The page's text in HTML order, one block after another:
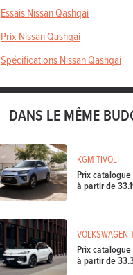
Essais Nissan Qashqai
Prix Nissan Qashqai
Spécifications Nissan Qashqai
DANS LE MÊME
KGM TIVOLI
Prix catalogue
à partir de
VOLKSWAGEN
Prix catalogue
à partir de